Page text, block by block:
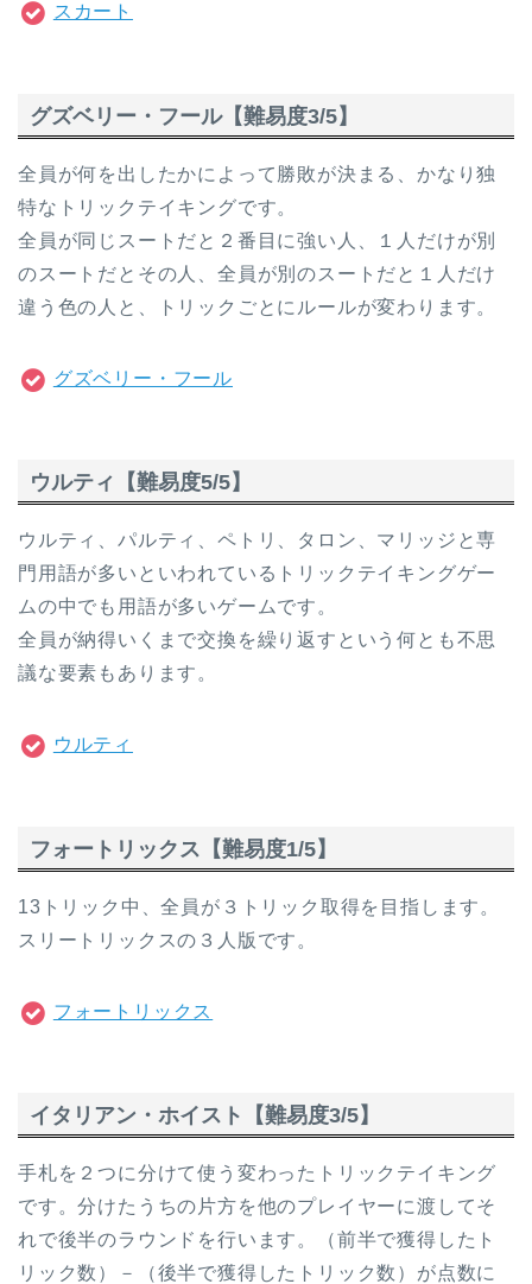
スカート
グズベリー・フール【難易度3/5】
全員が何を出したかによって勝敗が決まる、かなり独
特なトリックテイキングです。
全員が同じスートだと２番目に強い人、１人だけが別
のスートだとその人、全員が別のスートだと１人だけ
違う色の人と、トリックごとにルールが変わります。
グズベリー・フール
ウルティ【難易度5/5】
ウルティ、パルティ、ペトリ、タロン、マリッジと専
門用語が多いといわれているトリックテイキングゲー
ムの中でも用語が多いゲームです。
全員が納得いくまで交換を繰り返すという何とも不思
議な要素もあります。
ウルティ
フォートリックス【難易度1/5】
13トリック中、全員が３トリック取得を目指します。
スリートリックスの３人版です。
フォートリックス
イタリアン・ホイスト【難易度3/5】
手札を２つに分けて使う変わったトリックテイキング
です。分けたうちの片方を他のプレイヤーに渡してそ
れで後半のラウンドを行います。（前半で獲得したト
リック数）－（後半で獲得したトリック数）が点数に